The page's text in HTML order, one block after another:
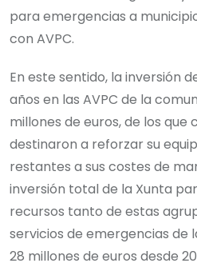
para emergencias a
con AVPC.
En este sentido, la inversión
años en las AVPC de la
millones de euros, de los que
destinaron a reforzar su
restantes a sus costes de
inversión total de la Xunta
recursos tanto de estas
servicios de emergencias de
28 millones de euros desde